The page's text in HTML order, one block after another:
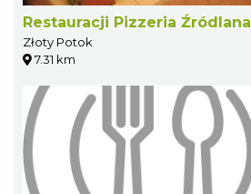
Restauracji Pizzeria Źródlana
Złoty Potok
7.31 km